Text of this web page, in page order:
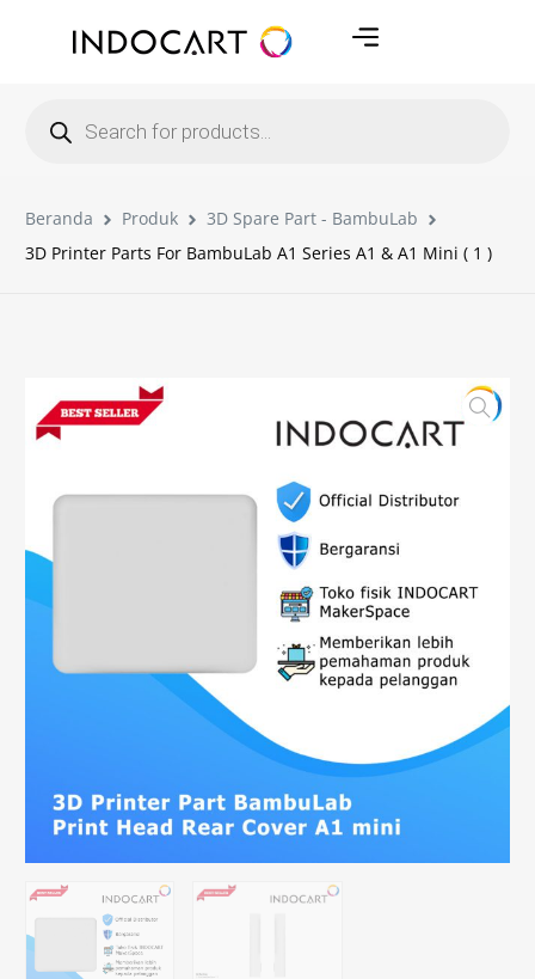
Beranda Produk
3D Spare Part - BambuLab
3D Printer Parts For BambuLab A1 Series A1 & A1 Mini ( 1 )